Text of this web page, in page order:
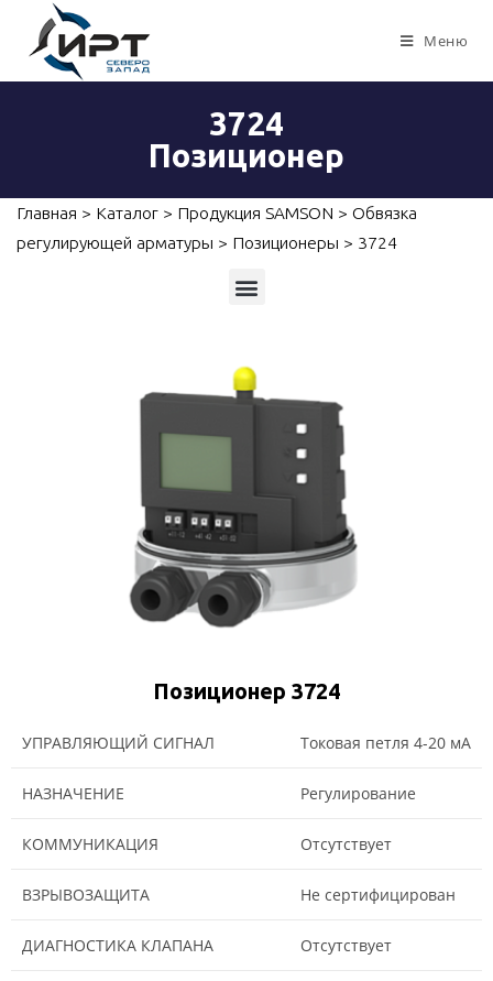
Меню
3724
Позиционер
Главная > Каталог > Продукция SAMSON > Обвязка
регулирующей арматуры > Позиционеры > 3724
Позиционер 3724
УПРАВЛЯЮЩИЙ СИГНАЛ Токовая петля 4-20 мА
НАЗНАЧЕНИЕ Регулирование
КОММУНИКАЦИЯ Отсутствует
ВЗРЫВОЗАЩИТА Не сертифицирован
ДИАГНОСТИКА КЛАПАНА Отсутствует